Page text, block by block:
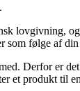
lovgivning,
som følge af
Derfor er det
et produkt til